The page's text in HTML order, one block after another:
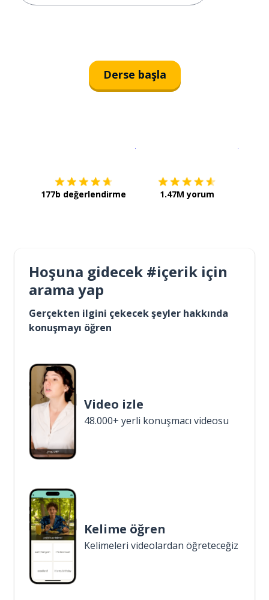
Derse başla
177b değerlendirme 1.47M yorum
Hoşuna gidecek #içerik için
arama yap
Gerçekten ilgini çekecek şeyler hakkında
konuşmayı öğren
Video izle
48.000+ yerli konuşmacı videosu
Kelime öğren
Kelimeleri videolardan öğreteceğiz